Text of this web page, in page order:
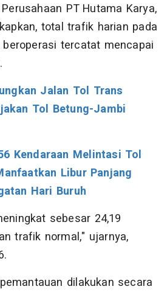
PT Hutama Karya,
total trafik harian pada
tercatat mencapai
Jalan Tol Trans
Tol Betung-Jambi
Kendaraan Melintasi Tol
Libur Panjang
Hari Buruh
sebesar 24,19
trafik normal," ujarnya,
dilakukan secara